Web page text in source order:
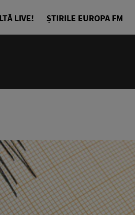
LIVE! ȘTIRILE EUROPA FM